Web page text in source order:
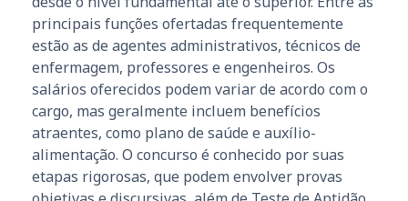
principais funções ofertadas frequentemente
estão as de agentes administrativos, técnicos de
enfermagem, professores e engenheiros. Os
salários oferecidos podem variar de acordo com o
cargo, mas geralmente incluem benefícios
atraentes, como plano de saúde e auxílio-
alimentação. O concurso é conhecido por suas
etapas rigorosas, que podem envolver provas